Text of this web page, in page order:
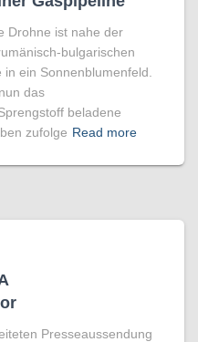
Drohne ist nahe der
bulgarischen
ein Sonnenblumenfeld.
das
beladene
zufolge Read more
Presseaussendung